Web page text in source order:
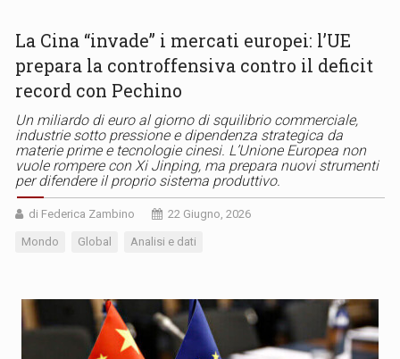
La Cina “invade” i mercati europei: l’UE
prepara la controffensiva contro il deficit
record con Pechino
Un miliardo di euro al giorno di squilibrio commerciale,
industrie sotto pressione e dipendenza strategica da
materie prime e tecnologie cinesi. L’Unione Europea non
vuole rompere con Xi Jinping, ma prepara nuovi strumenti
per difendere il proprio sistema produttivo.
di Federica Zambino 22 Giugno, 2026
Mondo Global Analisi e dati